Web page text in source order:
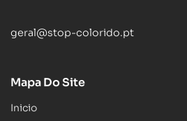
geral@stop-colorido.pt
Mapa Do Site
Inicio